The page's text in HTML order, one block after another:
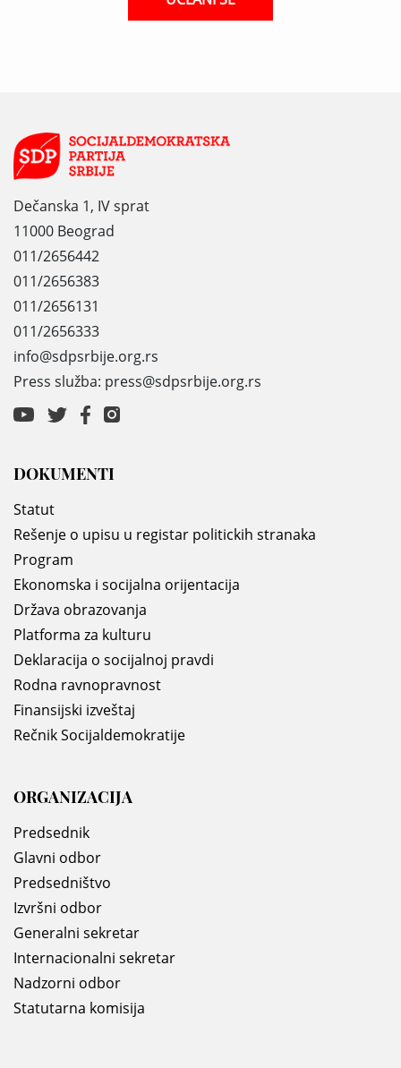
Dečanska 1, IV sprat
11000 Beograd
011/2656442
011/2656383
011/2656131
011/2656333
info@sdpsrbije.org.rs
Press služba: press@sdpsrbije.org.rs
DOKUMENTI
Statut
Rešenje o upisu u registar politickih stranaka
Program
Ekonomska i socijalna orijentacija
Država obrazovanja
Platforma za kulturu
Deklaracija o socijalnoj pravdi
Rodna ravnopravnost
Finansijski izveštaj
Rečnik Socijaldemokratije
ORGANIZACIJA
Predsednik
Glavni odbor
Predsedništvo
Izvršni odbor
Generalni sekretar
Internacionalni sekretar
Nadzorni odbor
Statutarna komisija